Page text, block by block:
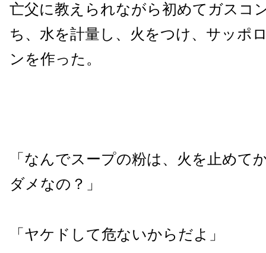
亡父に教えられながら初めてガスコ
ち、水を計量し、火をつけ、サッポ
ンを作った。
「なんでスープの粉は、火を止めて
ダメなの？」
「ヤケドして危ないからだよ」